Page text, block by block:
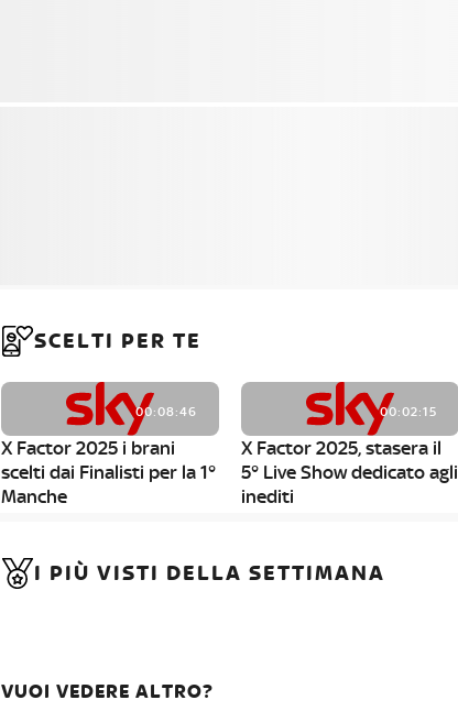
SCELTI PER TE
00:08:46
X Factor 2025 i brani
scelti dai Finalisti per la 1°
Manche
00:02:15
X Factor 2025, stasera il
5° Live Show dedicato agli
inediti
I PIÙ VISTI DELLA SETTIMANA
VUOI VEDERE ALTRO?